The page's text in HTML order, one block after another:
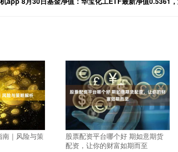
南｜风险与策
股票配资平台哪个好 期如意期货
配资，让你的财富如期而至